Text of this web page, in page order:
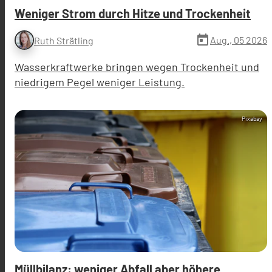
Weniger Strom durch Hitze und Trockenheit
Ruth Strätling today Aug., 05 2026
Wasserkraftwerke bringen wegen Trockenheit und
niedrigem Pegel weniger Leistung.
Pixabay
Müllbilanz: weniger Abfall aber höhere